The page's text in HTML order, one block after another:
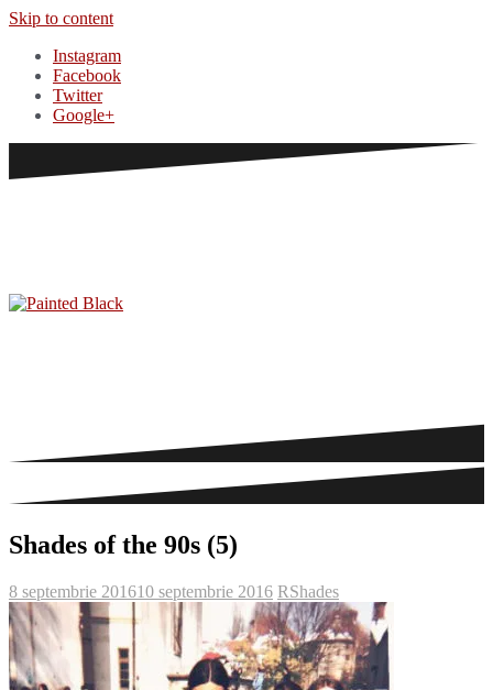
Skip to content
Instagram
Facebook
Twitter
Google+
Shades of the 90s (5)
8 septembrie 201610 septembrie 2016 RShades